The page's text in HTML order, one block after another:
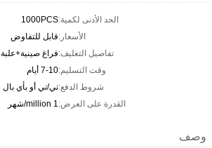
الحد الأدنى لكمية:1000PCS
الأسعار:قابل للتفاوض
تفاصيل التغليف:فراغ صينية+علبة
وقت التسليم:7-10 أيام
شروط الدفع:تي/تي أو بأي بال
القدرة على العرض:1 million/شهر
وصف